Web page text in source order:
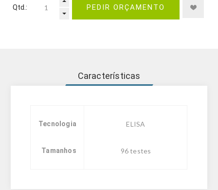
Qtd.: PEDIR ORÇAMENTO
Características
Tecnologia ELISA
Tamanhos 96 testes